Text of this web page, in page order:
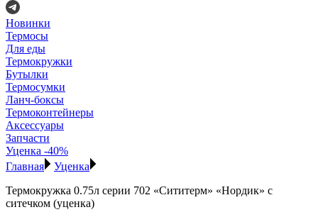
Новинки
Термосы
Для еды
Термокружки
Бутылки
Термосумки
Ланч-боксы
Термоконтейнеры
Аксессуары
Запчасти
Уценка -40%
Главная
Уценка
Термокружка 0.75л серии 702 «Сититерм» «Нордик» с
ситечком (уценка)